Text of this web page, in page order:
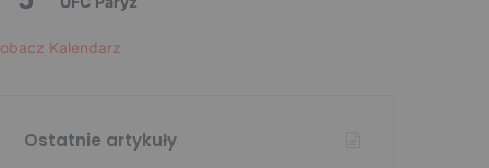
Kalendarz
Ostatnie artykuły